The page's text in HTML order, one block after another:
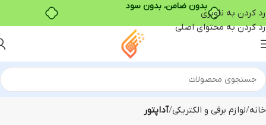
خرید قسطی با ترب‌پیرد کردن به ناوبری
رد کردن به محتوای اصلی
خانه لوازم برقی و الکتریکی آداپتور